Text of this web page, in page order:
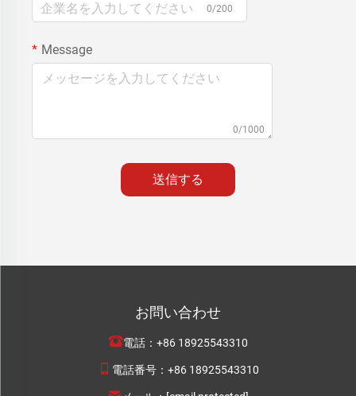
0/200
Message
0/1000
送信する
お問い合わせ
電話： +86 18925543310
電話番号： +86 18925543310